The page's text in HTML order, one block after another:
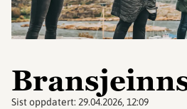
Sist oppdatert: 29.04.2026, 12:09